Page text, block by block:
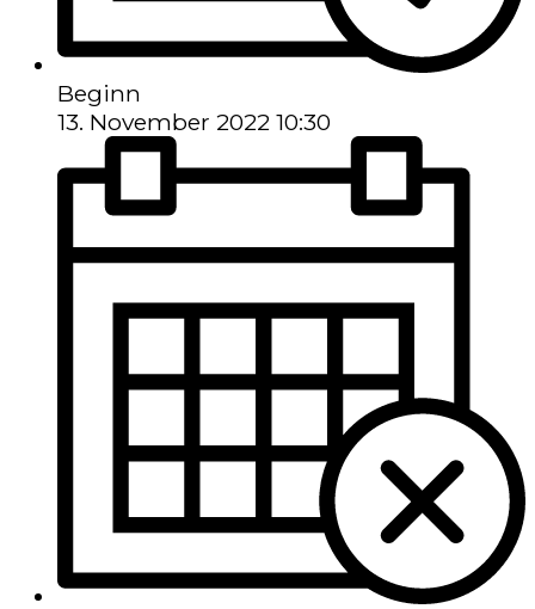
Beginn
13. November 2022 10:30